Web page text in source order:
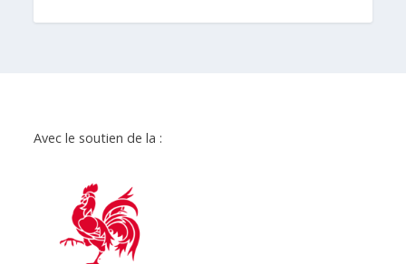
Avec le soutien de la :